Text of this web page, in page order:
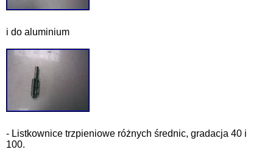
i do aluminium
- Listkownice trzpieniowe różnych średnic, gradacja 40 i
100.